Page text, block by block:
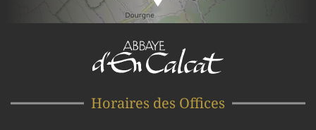
Horaires des Offices